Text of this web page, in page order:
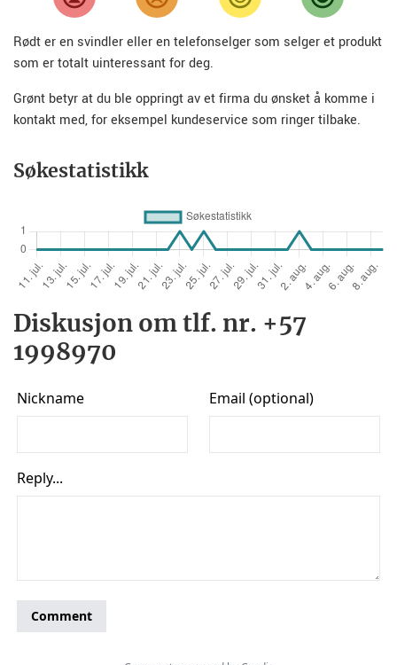
Rødt er en svindler eller en telefonselger som selger et produkt
som er totalt uinteressant for deg.
Grønt betyr at du ble oppringt av et firma du ønsket å komme i
kontakt med, for eksempel kundeservice som ringer tilbake.
Søkestatistikk
Diskusjon om tlf. nr. +57
1998970